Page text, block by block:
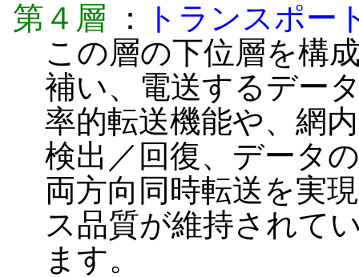
第４層 ：
トランスポー
この層の下位層を構
補い、電送するデー
率的転送機能や、網
検出／回復、データ
両方向同時転送を実
ス品質が維持されて
ます。